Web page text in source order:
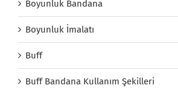
Boyunluk Bandana
Boyunluk İmalatı
Buff
Buff Bandana Kullanım Şekilleri